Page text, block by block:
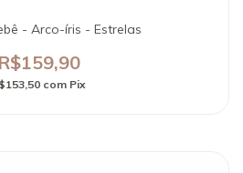
- Arco-íris - Estrelas
R$159,90
com Pix